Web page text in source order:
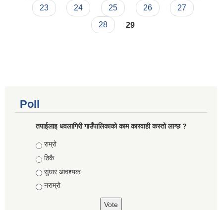
23
24 25 26
27
28
29
Poll
तपाईलाइ धवलागिरी गाउँपालिकाको काम कारवाही कस्तो लाग्छ ?
Choices
राम्रो
ठिकै
सुधार आवश्यक
नराम्रो